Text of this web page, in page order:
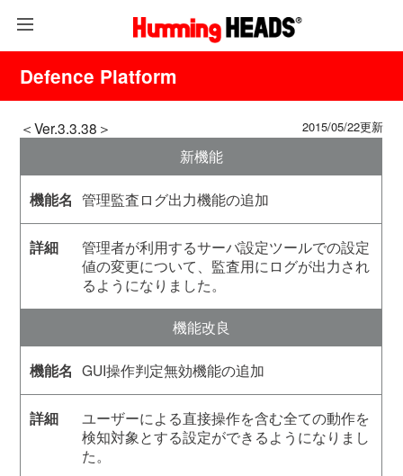
Defence Platform
＜Ver.3.3.38＞ 2015/05/22更新
新機能
管理監査ログ出力機能の追加
管理者が利用するサーバ設定ツールでの設定
値の変更について、監査用にログが出力され
るようになりました。
機能改良
GUI操作判定無効機能の追加
ユーザーによる直接操作を含む全ての動作を
検知対象とする設定ができるようになりまし
た。